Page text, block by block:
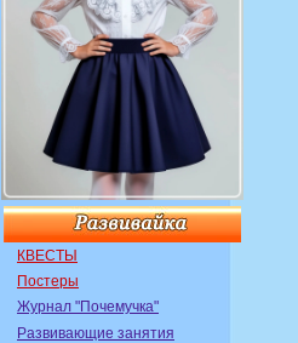
КВЕСТЫ
Постеры
Журнал "Почемучка"
Развивающие занятия